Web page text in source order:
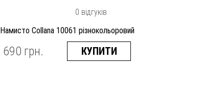
0 відгуків
Намисто Collana 10061 різнокольоровий
690 грн. КУПИТИ